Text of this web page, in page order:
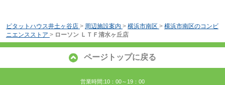
ピタットハウス井土ヶ谷店 > 周辺施設案内 > 横浜市南区 > 横浜市南区のコンビ
ニエンスストア > ローソン ＬＴＦ清水ヶ丘店
ページトップに戻る
営業時間:10：00～19：00